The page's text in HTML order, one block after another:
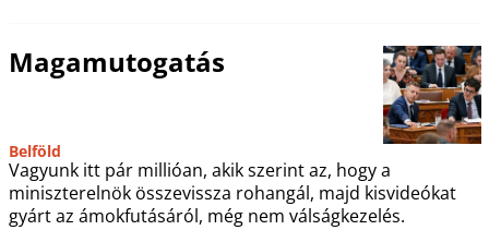
Magamutogatás
Belföld
Vagyunk itt pár millióan, akik szerint az, hogy a
miniszterelnök összevissza rohangál, majd kisvideókat
gyárt az ámokfutásáról, még nem válságkezelés.